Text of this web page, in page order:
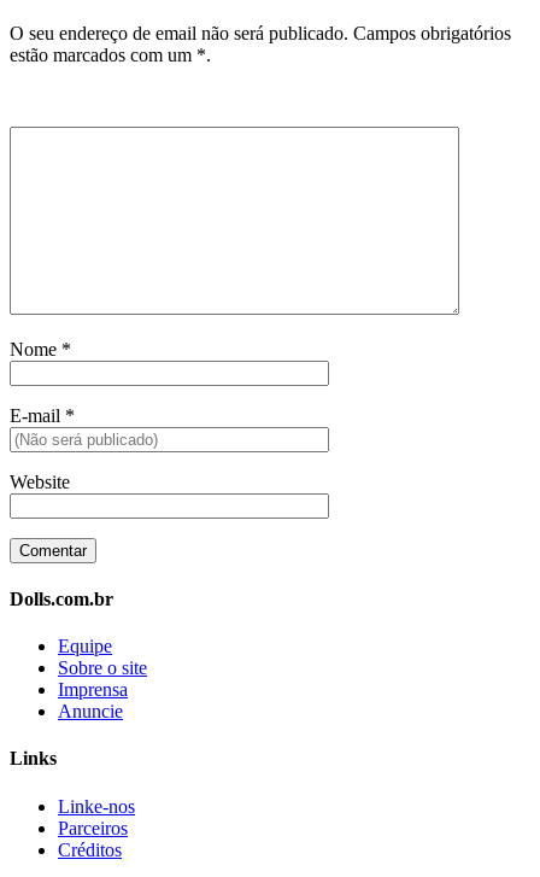
O seu endereço de email não será publicado. Campos obrigatórios
estão marcados com um *.
Nome *
E-mail *
Website
Dolls.com.br
Equipe
Sobre o site
Imprensa
Anuncie
Links
Linke-nos
Parceiros
Créditos